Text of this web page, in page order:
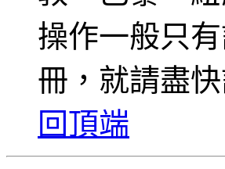
操作一般只
冊，就請盡快
回頂端